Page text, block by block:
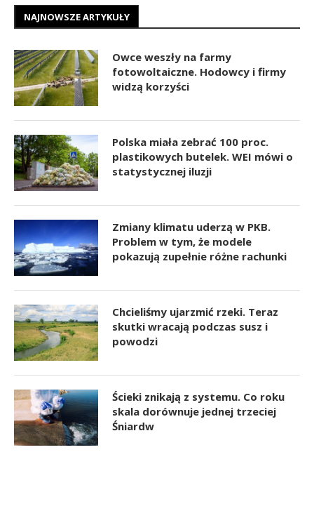
NAJNOWSZE ARTYKUŁY
Owce weszły na farmy
fotowoltaiczne. Hodowcy i firmy
widzą korzyści
Polska miała zebrać 100 proc.
plastikowych butelek. WEI mówi o
statystycznej iluzji
Zmiany klimatu uderzą w PKB.
Problem w tym, że modele
pokazują zupełnie różne rachunki
Chcieliśmy ujarzmić rzeki. Teraz
skutki wracają podczas susz i
powodzi
Ścieki znikają z systemu. Co roku
skala dorównuje jednej trzeciej
Śniardw